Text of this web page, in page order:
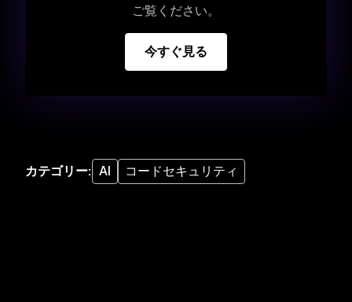
ご覧ください。
今すぐ見る
カテゴリー: AI コードセキュリティ